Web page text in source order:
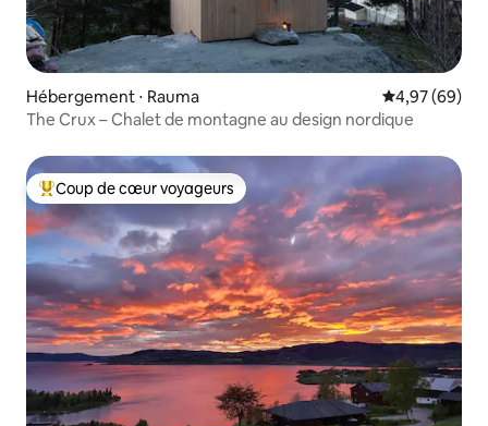
Hébergement ⋅ Rauma Évaluation
4,97 (69)
The Crux – Chalet de montagne au design nordique
Coups de cœur voyageurs les plus appréciés
Coup de cœur voyageurs